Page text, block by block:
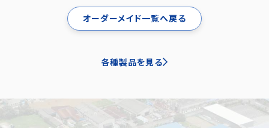
オーダーメイド一覧へ戻る
各種製品を見る